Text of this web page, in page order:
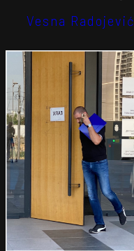
Vesna Radojević